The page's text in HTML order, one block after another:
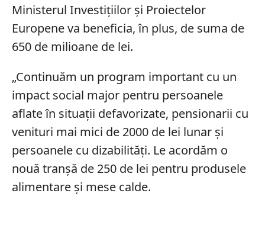
Ministerul Investițiilor și Proiectelor
Europene va beneficia, în plus, de suma de
650 de milioane de lei.
„Continuăm un program important cu un
impact social major pentru persoanele
aflate în situaţii defavorizate, pensionarii cu
venituri mai mici de 2000 de lei lunar şi
persoanele cu dizabilităţi. Le acordăm o
nouă tranşă de 250 de lei pentru produsele
alimentare şi mese calde.